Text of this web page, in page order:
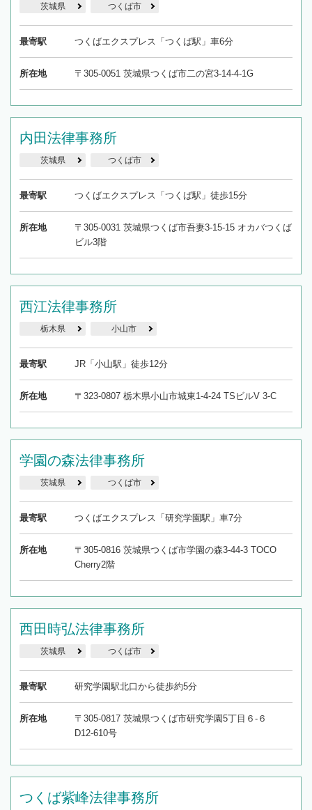
茨城県 つくば市
最寄駅 つくばエクスプレス「つくば駅」車6分
所在地 〒305-0051 茨城県つくば市二の宮3-14-4-1G
内田法律事務所
茨城県 つくば市
最寄駅 つくばエクスプレス「つくば駅」徒歩15分
所在地
〒305-0031 茨城県つくば市吾妻3-15-15 オカバつくば
ビル3階
西江法律事務所
栃木県 小山市
最寄駅 JR「小山駅」徒歩12分
所在地 〒323-0807 栃木県小山市城東1-4-24 TSビルV 3-C
学園の森法律事務所
茨城県 つくば市
最寄駅 つくばエクスプレス「研究学園駅」車7分
所在地
〒305-0816 茨城県つくば市学園の森3-44-3 TOCO
Cherry2階
西田時弘法律事務所
茨城県 つくば市
最寄駅 研究学園駅北口から徒歩約5分
所在地
〒305-0817 茨城県つくば市研究学園5丁目６-６
D12-610号
つくば紫峰法律事務所